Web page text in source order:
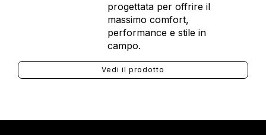
progettata per offrire il
massimo comfort,
performance e stile in
campo.
Vedi il prodotto